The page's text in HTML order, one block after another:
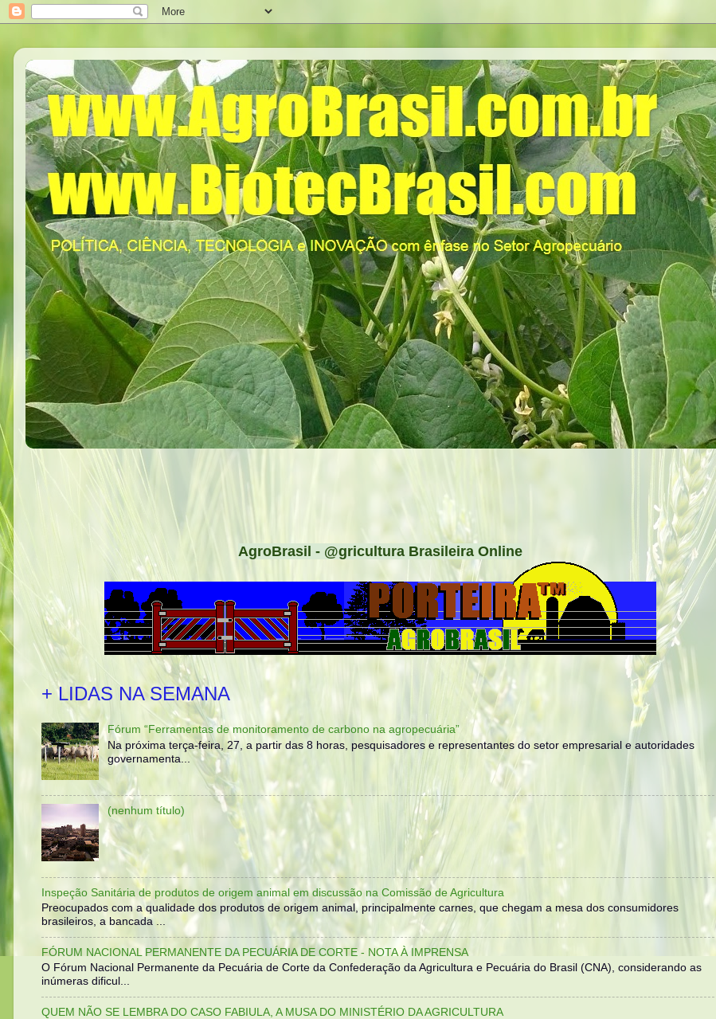
AgroBrasil - @gricultura Brasileira Online
+ LIDAS NA SEMANA
Fórum “Ferramentas de monitoramento de carbono na agropecuária”
Na próxima terça-feira, 27, a partir das 8 horas, pesquisadores e representantes do setor empresarial e autoridades
governamenta...
(nenhum título)
Inspeção Sanitária de produtos de origem animal em discussão na Comissão de Agricultura
Preocupados com a qualidade dos produtos de origem animal, principalmente carnes, que chegam a mesa dos consumidores
brasileiros, a bancada ...
FÓRUM NACIONAL PERMANENTE DA PECUÁRIA DE CORTE - NOTA À IMPRENSA
O Fórum Nacional Permanente da Pecuária de Corte da Confederação da Agricultura e Pecuária do Brasil (CNA), considerando as
inúmeras dificul...
QUEM NÃO SE LEMBRA DO CASO FABIULA, A MUSA DO MINISTÉRIO DA AGRICULTURA